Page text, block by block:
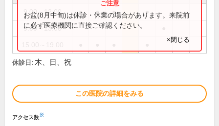
9:00～12:00 ● ● ● ●
9:00～13:00
お盆(8月中旬)は休診・休業の場合があります。来院前
に必ず医療機関に直接ご確認ください。
×閉じる
休診日: 木、日、祝
この医院の詳細をみる
アクセス数※